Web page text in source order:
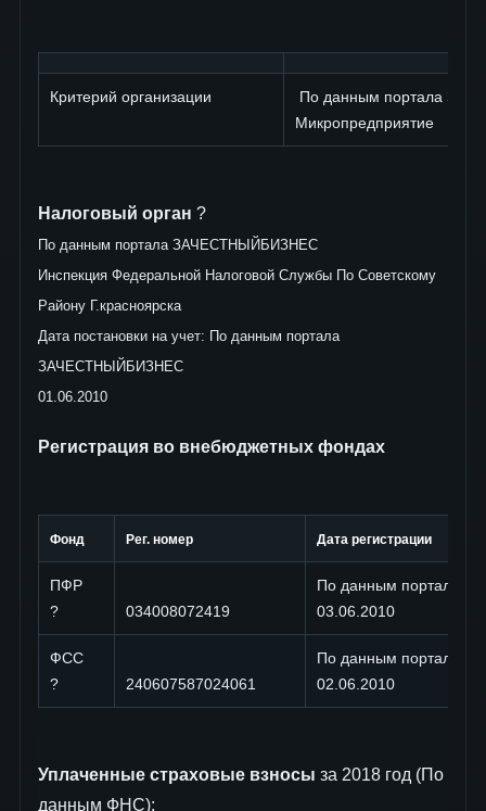
Критерий организации
По данным портала
Микропредприятие
Налоговый орган ?
По данным портала ЗАЧЕСТНЫЙБИЗНЕС
Инспекция Федеральной Налоговой Службы По Советскому
Району Г.красноярска
Дата постановки на учет: По данным портала
ЗАЧЕСТНЫЙБИЗНЕС
01.06.2010
Регистрация во внебюджетных фондах
Фонд Рег. номер Дата регистрации
ПФР
?
034008072419
По данным портала
03.06.2010
ФСС
?
240607587024061
По данным портала
02.06.2010
Уплаченные страховые взносы за 2018 год (По
данным ФНС):